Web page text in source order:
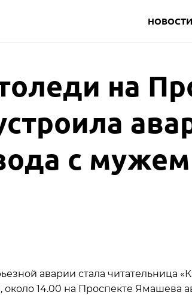
НОВОСТИ
на
с мужем
аварии стала читательница
около 14.00 на Проспекте Ямашева